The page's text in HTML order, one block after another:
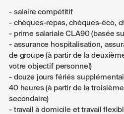
- salaire compétitif
- chèques-repas, chèques-éco,
- prime salariale CLA90 (basée
- assurance hospitalisation,
de groupe (à partir de la
votre objectif personnel)
- douze jours fériés
40 heures (à partir de la
secondaire)
- travail à domicile et travail